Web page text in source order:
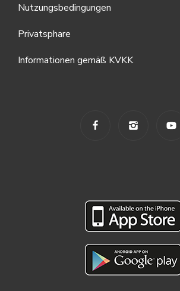
Nutzungsbedingungen
Privatsphare
Informationen gemäß KVKK